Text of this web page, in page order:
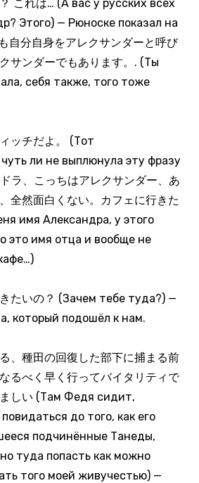
これは… (А вас у русских всех
Этого) — Рюноске показал на
自分自身をアレクサンダーと呼び
サンダーでもあります。. (Ты
себя также, того тоже
ッチだよ。 (Тот
ли не выплюнула эту фразу
ラ、こっちはアレクサンダー、あ
全然面白くない。カフェに行きた
имя Александра, у этого
это имя отца и вообще не
たいの？ (Зачем тебе туда?) —
который подошёл к нам.
、種田の回復した部下に捕まる前
るべく早く行ってバイタリティで
しい (Там Федя сидит,
до того, как его
подчинённые Танеды,
туда попасть как можно
того моей живучестью) —